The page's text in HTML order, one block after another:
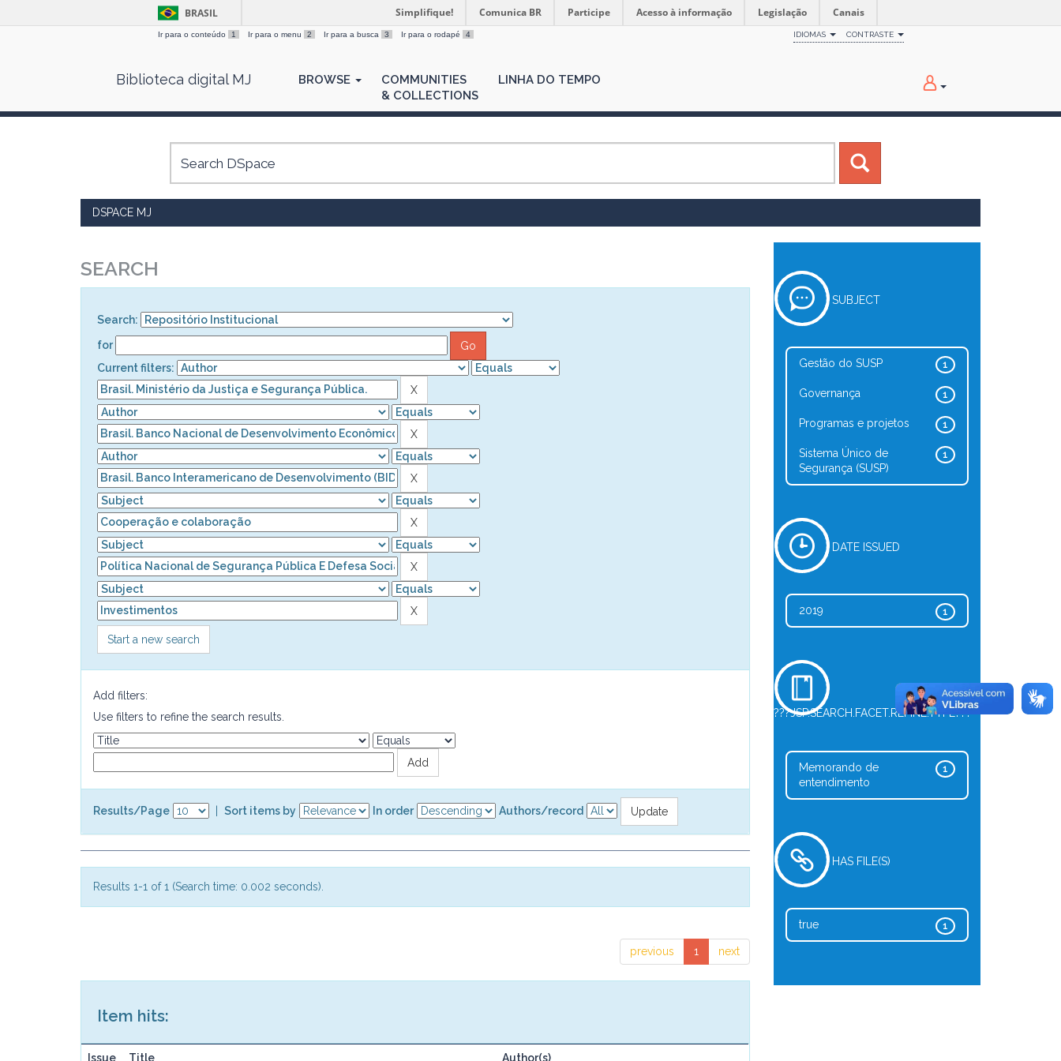
BRASIL Simplifique! Comunica BR Participe Acesso à informação Legislação Canais
Ir para o conteúdo 1 Ir para o menu 2 Ir para a busca 3 Ir para o rodapé 4 IDIOMAS CONTRASTE
Biblioteca digital MJ BROWSE
COMMUNITIES
& COLLECTIONS
LINHA DO TEMPO
DSPACE MJ
SEARCH
Search:
for
Current filters:
Start a new search
Add filters:
Use filters to refine the search results.
Results/Page Sort items by In order Authors/record
Results 1-1 of 1 (Search time: 0.002 seconds).
previous 1 next
Item hits:
Issue Title Author(s)
SUBJECT
1
Gestão do SUSP
1
Governança
1
Programas e projetos
1
Sistema Único de
Segurança (SUSP)
DATE ISSUED
1
2019
???JSP.SEARCH.FACET.REFINE.TYPE???
1
Memorando de
entendimento
HAS FILE(S)
1
true